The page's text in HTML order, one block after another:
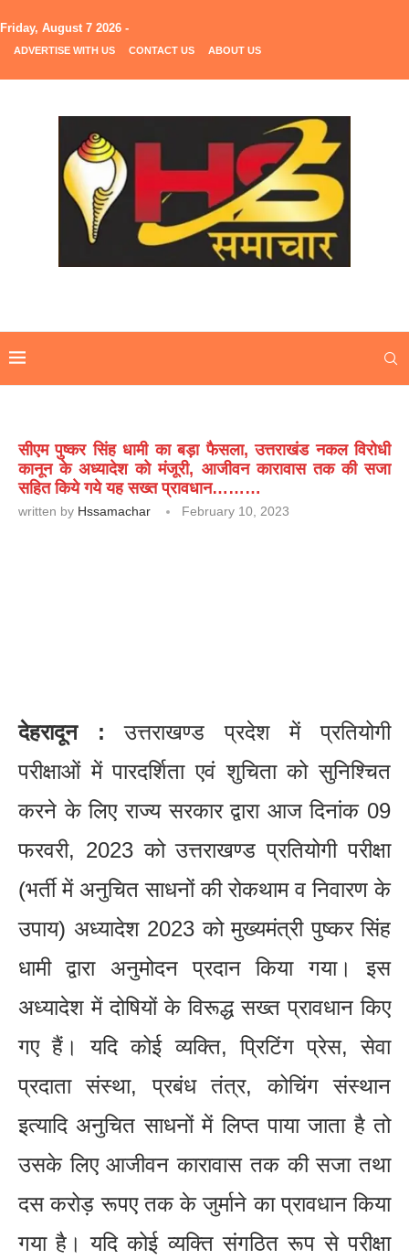
Friday, August 7 2026 -
ADVERTISE WITH US CONTACT US ABOUT US
सीएम पुष्कर सिंह धामी का बड़ा फैसला, उत्तराखंड नकल विरोधी
कानून के अध्यादेश को मंजूरी, आजीवन कारावास तक की सजा
सहित किये गये यह सख्त प्रावधान………
written by Hssamachar February 10, 2023
देहरादून : उत्तराखण्ड प्रदेश में प्रतियोगी
परीक्षाओं में पारदर्शिता एवं शुचिता को सुनिश्चित
करने के लिए राज्य सरकार द्वारा आज दिनांक 09
फरवरी, 2023 को उत्तराखण्ड प्रतियोगी परीक्षा
(भर्ती में अनुचित साधनों की रोकथाम व निवारण के
उपाय) अध्यादेश 2023 को मुख्यमंत्री पुष्कर सिंह
धामी द्वारा अनुमोदन प्रदान किया गया। इस
अध्यादेश में दोषियों के विरूद्ध सख्त प्रावधान किए
गए हैं। यदि कोई व्यक्ति, प्रिटिंग प्रेस, सेवा
प्रदाता संस्था, प्रबंध तंत्र, कोचिंग संस्थान
इत्यादि अनुचित साधनों में लिप्त पाया जाता है तो
उसके लिए आजीवन कारावास तक की सजा तथा
दस करोड़ रूपए तक के जुर्माने का प्रावधान किया
गया है। यदि कोई व्यक्ति संगठित रूप से परीक्षा